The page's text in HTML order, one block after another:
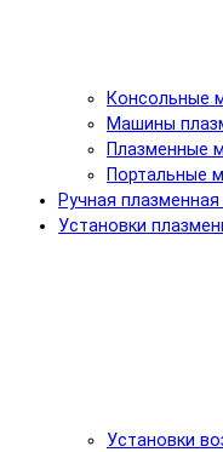
Консольные
Машины
Плазменные
Портальные
Ручная плазменная
Установки
Установки